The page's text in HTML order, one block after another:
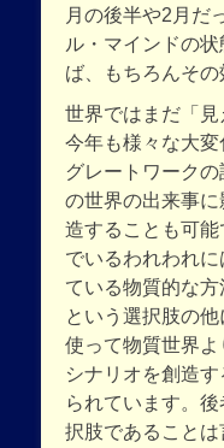
月の後半や2月だ
ル・マインドの
ば、もちろんその
世界ではまだ「見
今年も様々な大変
グレートワーク
の世界の出来事
造することも可
でいるわれわれ
ている物質的な
という選択肢の
使って物質世界
シナリオを創造
られています。
択肢であることは